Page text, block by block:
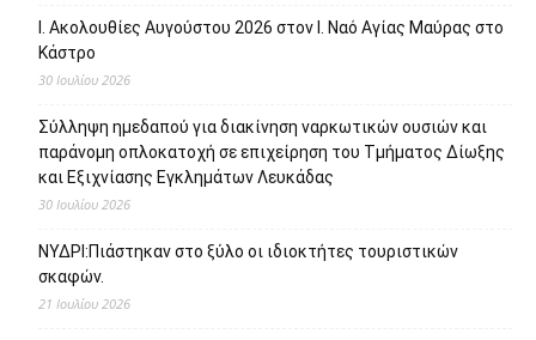
Ι. Ακολουθίες Αυγούστου 2026 στον Ι. Ναό Αγίας Μαύρας στο
Κάστρο
30 Ιουλίου 2026
Σύλληψη ημεδαπού για διακίνηση ναρκωτικών ουσιών και
παράνομη οπλοκατοχή σε επιχείρηση του Τμήματος Δίωξης
και Εξιχνίασης Εγκλημάτων Λευκάδας
30 Ιουλίου 2026
ΝΥΔΡΙ:Πιάστηκαν στο ξύλο οι ιδιοκτήτες τουριστικών
σκαφών.
21 Ιουλίου 2026